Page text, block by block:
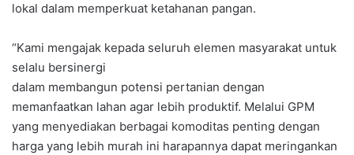
lokal dalam memperkuat ketahanan pangan.
“Kami mengajak kepada seluruh elemen masyarakat untuk
selalu bersinergi
dalam membangun potensi pertanian dengan
memanfaatkan lahan agar lebih produktif. Melalui GPM
yang menyediakan berbagai komoditas penting dengan
harga yang lebih murah ini harapannya dapat meringankan